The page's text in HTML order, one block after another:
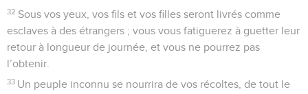
32 Sous vos yeux, vos fils et vos filles seront livrés comme
esclaves à des étrangers ; vous vous fatiguerez à guetter leur
retour à longueur de journée, et vous ne pourrez pas
l’obtenir.
33 Un peuple inconnu se nourrira de vos récoltes, de tout le